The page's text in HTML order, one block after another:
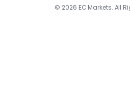
© 2026 EC Markets. All